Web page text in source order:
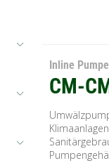
Inline
CM-